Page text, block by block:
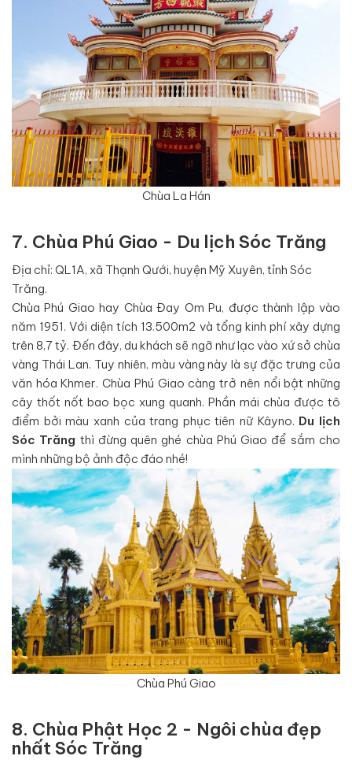
Chùa La Hán
7. Chùa Phú Giao - Du lịch Sóc Trăng
Địa chỉ: QL1A, xã Thạnh Qưới, huyện Mỹ Xuyên, tỉnh Sóc
Trăng.
Chùa Phú Giao hay Chùa Đay Om Pu, được thành lập vào
năm 1951. Với diện tích 13.500m2 và tổng kinh phí xây dựng
trên 8,7 tỷ. Đến đây, du khách sẽ ngỡ như lạc vào xứ sở chùa
vàng Thái Lan. Tuy nhiên, màu vàng này là sự đặc trưng của
văn hóa Khmer. Chùa Phú Giao càng trở nên nổi bật những
cây thốt nốt bao bọc xung quanh. Phần mái chùa được tô
điểm bởi màu xanh của trang phục tiên nữ Kâyno. Du lịch
Sóc Trăng thì đừng quên ghé chùa Phú Giao để sắm cho
mình những bộ ảnh độc đáo nhé!
Chùa Phú Giao
8. Chùa Phật Học 2 - Ngôi chùa đẹp
nhất Sóc Trăng